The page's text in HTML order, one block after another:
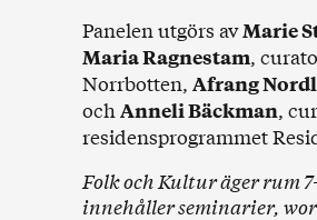
Panelen utgörs avMarie
Maria Ragnestam,
Norrbotten, Afrang
och Anneli Bäckman,
residensprogrammet
Folk och Kultur äger rum
innehåller seminarier,